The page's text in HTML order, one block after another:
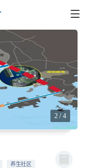
2 / 4
养生社区